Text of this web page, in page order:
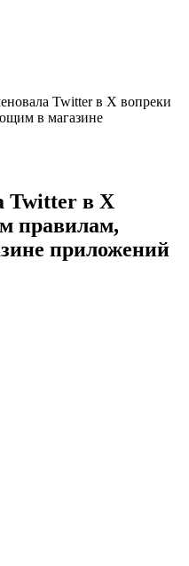
Twitter в X вопреки
в магазине
Twitter в X
правилам,
приложений